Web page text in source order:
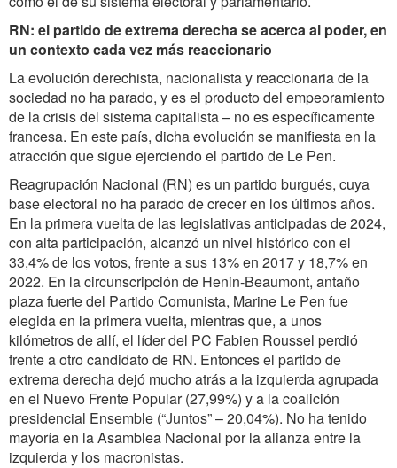
RN: el partido de extrema derecha se acerca al poder, en
un contexto cada vez más reaccionario
La evolución derechista, nacionalista y reaccionaria de la
sociedad no ha parado, y es el producto del empeoramiento
de la crisis del sistema capitalista – no es específicamente
francesa. En este país, dicha evolución se manifiesta en la
atracción que sigue ejerciendo el partido de Le Pen.
Reagrupación Nacional (RN) es un partido burgués, cuya
base electoral no ha parado de crecer en los últimos años.
En la primera vuelta de las legislativas anticipadas de 2024,
con alta participación, alcanzó un nivel histórico con el
33,4% de los votos, frente a sus 13% en 2017 y 18,7% en
2022. En la circunscripción de Henin-Beaumont, antaño
plaza fuerte del Partido Comunista, Marine Le Pen fue
elegida en la primera vuelta, mientras que, a unos
kilómetros de allí, el líder del PC Fabien Roussel perdió
frente a otro candidato de RN. Entonces el partido de
extrema derecha dejó mucho atrás a la izquierda agrupada
en el Nuevo Frente Popular (27,99%) y a la coalición
presidencial Ensemble (“Juntos” – 20,04%). No ha tenido
mayoría en la Asamblea Nacional por la alianza entre la
izquierda y los macronistas.